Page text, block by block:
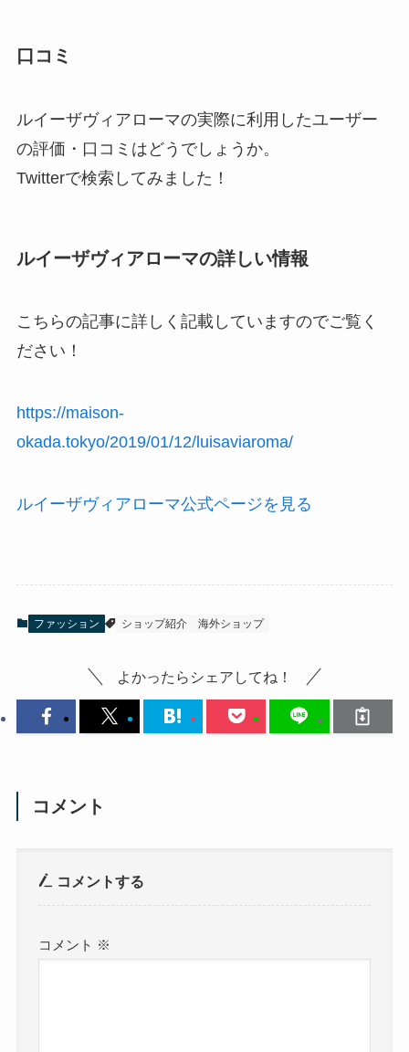
口コミ
ルイーザヴィアローマの実際に利用したユーザー
の評価・口コミはどうでしょうか。
Twitterで検索してみました！
ルイーザヴィアローマの詳しい情報
こちらの記事に詳しく記載していますのでご覧く
ださい！
https://maison-
okada.tokyo/2019/01/12/luisaviaroma/
ルイーザヴィアローマ公式ページを見る
ファッション ショップ紹介 海外ショップ
よかったらシェアしてね！
コメント
コメントする
コメント ※